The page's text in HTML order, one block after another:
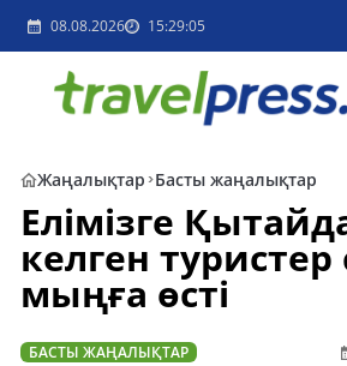
08.08.2026 15:29:05
Жаңалықтар Басты жаңалықтар
Елімізге
келген
мыңға өсті
БАСТЫ ЖАҢАЛЫҚТАР